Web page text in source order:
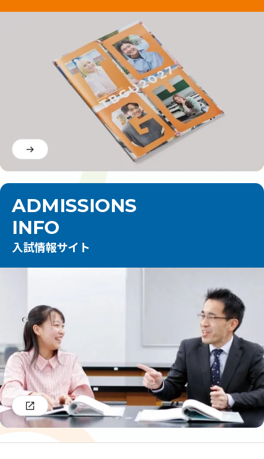
入試情報サイト
ADMISSIONS
INFO